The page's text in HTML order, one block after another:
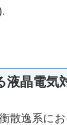
液晶電気
散逸系に